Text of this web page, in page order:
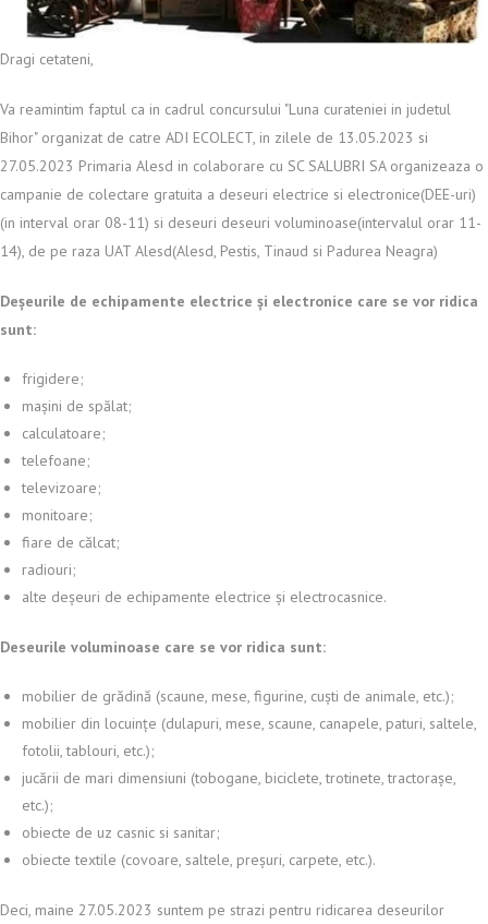
Dragi cetateni,
Va reamintim faptul ca in cadrul concursului "Luna curateniei in judetul
Bihor" organizat de catre ADI ECOLECT, in zilele de 13.05.2023 si
27.05.2023 Primaria Alesd in colaborare cu SC SALUBRI SA organizeaza o
campanie de colectare gratuita a deseuri electrice si electronice(DEE-uri)
(in interval orar 08-11) si deseuri deseuri voluminoase(intervalul orar 11-
14), de pe raza UAT Alesd(Alesd, Pestis, Tinaud si Padurea Neagra)
Deșeurile de echipamente electrice și electronice care se vor ridica
sunt:
frigidere;
mașini de spălat;
calculatoare;
telefoane;
televizoare;
monitoare;
fiare de călcat;
radiouri;
alte deșeuri de echipamente electrice și electrocasnice.
Deseurile voluminoase care se vor ridica sunt:
mobilier de grădină (scaune, mese, figurine, cuști de animale, etc.);
mobilier din locuințe (dulapuri, mese, scaune, canapele, paturi, saltele,
fotolii, tablouri, etc.);
jucării de mari dimensiuni (tobogane, biciclete, trotinete, tractorașe,
etc.);
obiecte de uz casnic si sanitar;
obiecte textile (covoare, saltele, preșuri, carpete, etc.).
Deci, maine 27.05.2023 suntem pe strazi pentru ridicarea deseurilor